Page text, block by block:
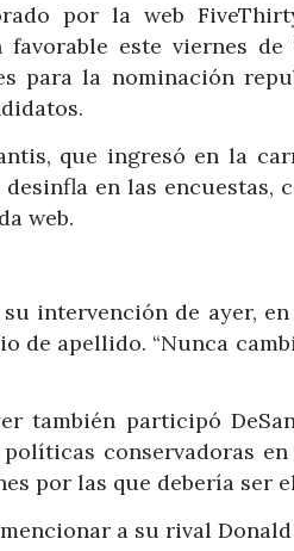
por la web
este viernes
para la nominación
que ingresó en la
en las encuestas,
web.
intervención de ayer,
apellido. “Nunca
también participó
conservadoras
por las que debería ser
a su rival